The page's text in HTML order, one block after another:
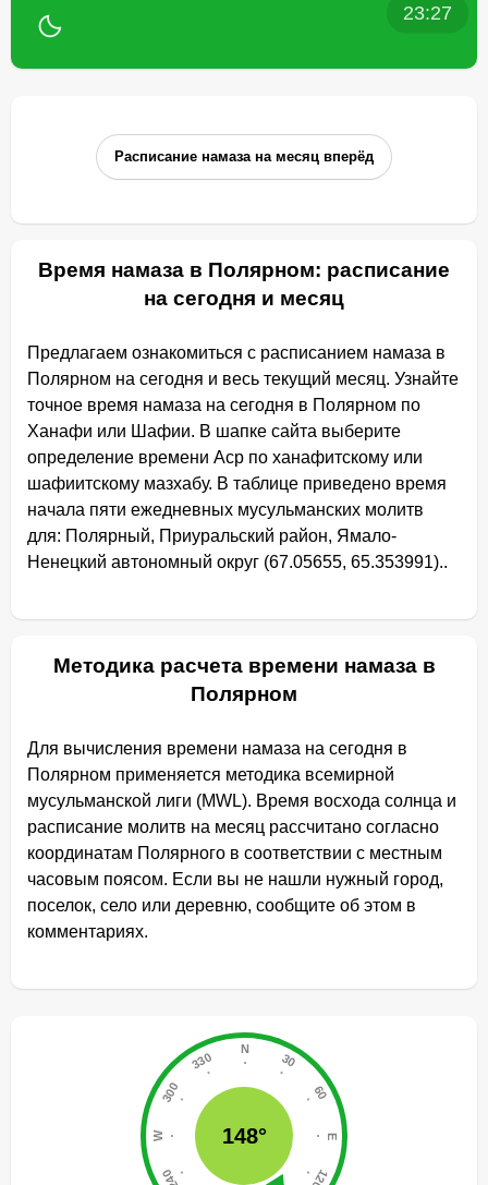
23:27
Расписание намаза на месяц вперёд
Время намаза в Полярном: расписание
на сегодня и месяц
Предлагаем ознакомиться с расписанием намаза в
Полярном на сегодня и весь текущий месяц. Узнайте
точное время намаза на сегодня в Полярном по
Ханафи или Шафии. В шапке сайта выберите
определение времени Аср по ханафитскому или
шафиитскому мазхабу. В таблице приведено время
начала пяти ежедневных мусульманских молитв
для: Полярный, Приуральский район, Ямало-
Ненецкий автономный округ (67.05655, 65.353991)..
Методика расчета времени намаза в
Полярном
Для вычисления времени намаза на сегодня в
Полярном применяется методика всемирной
мусульманской лиги (MWL). Время восхода солнца и
расписание молитв на месяц рассчитано согласно
координатам Полярного в соответствии с местным
часовым поясом. Если вы не нашли нужный город,
поселок, село или деревню, сообщите об этом в
комментариях.
148°